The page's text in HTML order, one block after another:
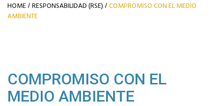
HOME / RESPONSABILIDAD (RSE) / COMPROMISO CON EL MEDIO
AMBIENTE
COMPROMISO CON EL
MEDIO AMBIENTE